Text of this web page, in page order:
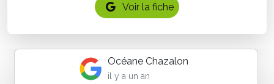
Voir la fiche
Océane Chazalon